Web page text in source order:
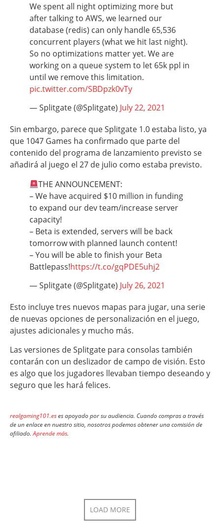
We spent all night optimizing more but
after talking to AWS, we learned our
database (redis) can only handle 65,536
concurrent players (what we hit last night).
So no optimizations matter yet. We are
working on a queue system to let 65k ppl in
until we remove this limitation.
pic.twitter.com/SBDpzk0vTy
— Splitgate (@Splitgate) July 22, 2021
Sin embargo, parece que Splitgate 1.0 estaba listo, ya
que 1047 Games ha confirmado que parte del
contenido del programa de lanzamiento previsto se
añadirá al juego el 27 de julio como estaba previsto.
THE ANNOUNCEMENT:
– We have acquired $10 million in funding
to expand our dev team/increase server
capacity!
– Beta is extended, servers will be back
tomorrow with planned launch content!
– You will be able to finish your Beta
Battlepass!https://t.co/gqPDE5uhj2
— Splitgate (@Splitgate) July 26, 2021
Esto incluye tres nuevos mapas para jugar, una serie
de nuevas opciones de personalización en el juego,
ajustes adicionales y mucho más.
Las versiones de Splitgate para consolas también
contarán con un deslizador de campo de visión. Esto
es algo que los jugadores llevaban tiempo deseando y
seguro que les hará felices.
realgaming101.eses apoyado por su audiencia. Cuando compras a través
de un enlace en nuestro sitio, nosotros podemos obtener una comisión de
afiliado.Aprende más.
LOAD MORE